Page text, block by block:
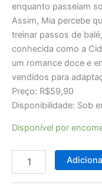
enquanto passeiam
Assim, Mia percebe
treinar passos de
conhecida como a
um romance doce e
vendidos para
Preço: R$59,90
Disponibilidade: Sob
Disponível por